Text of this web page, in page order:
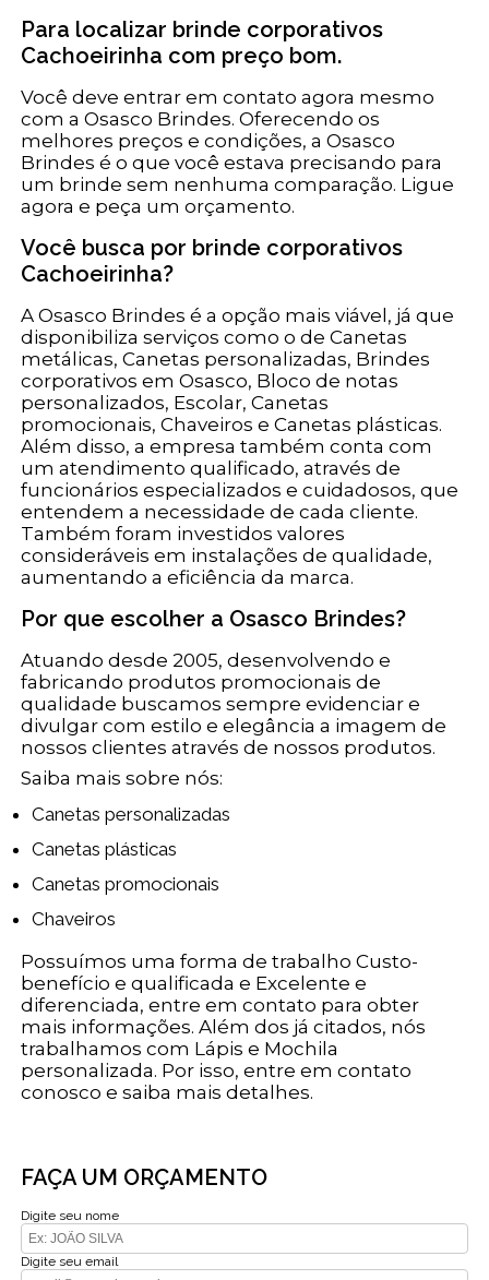
Para localizar brinde corporativos
Cachoeirinha com preço bom.
Você deve entrar em contato agora mesmo
com a Osasco Brindes. Oferecendo os
melhores preços e condições, a Osasco
Brindes é o que você estava precisando para
um brinde sem nenhuma comparação. Ligue
agora e peça um orçamento.
Você busca por brinde corporativos
Cachoeirinha?
A Osasco Brindes é a opção mais viável, já que
disponibiliza serviços como o de Canetas
metálicas, Canetas personalizadas, Brindes
corporativos em Osasco, Bloco de notas
personalizados, Escolar, Canetas
promocionais, Chaveiros e Canetas plásticas.
Além disso, a empresa também conta com
um atendimento qualificado, através de
funcionários especializados e cuidadosos, que
entendem a necessidade de cada cliente.
Também foram investidos valores
consideráveis em instalações de qualidade,
aumentando a eficiência da marca.
Por que escolher a Osasco Brindes?
Atuando desde 2005, desenvolvendo e
fabricando produtos promocionais de
qualidade buscamos sempre evidenciar e
divulgar com estilo e elegância a imagem de
nossos clientes através de nossos produtos.
Saiba mais sobre nós:
Canetas personalizadas
Canetas plásticas
Canetas promocionais
Chaveiros
Possuímos uma forma de trabalho Custo-
benefício e qualificada e Excelente e
diferenciada, entre em contato para obter
mais informações. Além dos já citados, nós
trabalhamos com Lápis e Mochila
personalizada. Por isso, entre em contato
conosco e saiba mais detalhes.
FAÇA UM ORÇAMENTO
Digite seu nome
Digite seu email